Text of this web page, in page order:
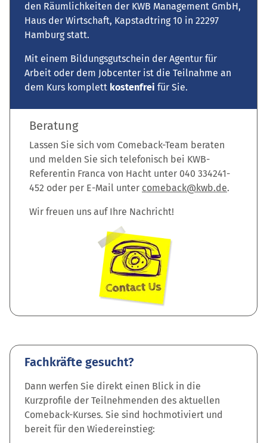
den Räumlichkeiten der KWB Management GmbH,
Haus der Wirtschaft, Kapstadtring 10 in 22297
Hamburg statt.
Mit einem Bildungsgutschein der Agentur für
Arbeit oder dem Jobcenter ist die Teilnahme an
dem Kurs komplett kostenfrei für Sie.
Beratung
Lassen Sie sich vom Comeback-Team beraten
und melden Sie sich telefonisch bei KWB-
Referentin Franca von Hacht unter 040 334241-
452 oder per E-Mail unter comeback@kwb.de.
Wir freuen uns auf Ihre Nachricht!
Fachkräfte gesucht?
Dann werfen Sie direkt einen Blick in die
Kurzprofile der Teilnehmenden des aktuellen
Comeback-Kurses. Sie sind hochmotiviert und
bereit für den Wiedereinstieg: